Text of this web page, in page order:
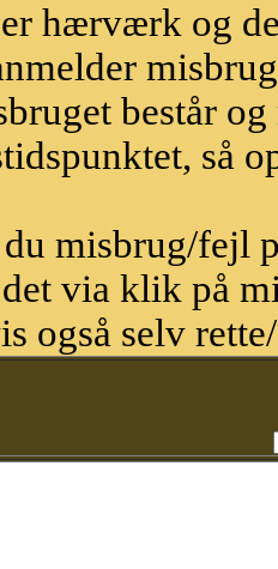
hærværk og
består
så
misbrug/fejl
via klik på
også selv